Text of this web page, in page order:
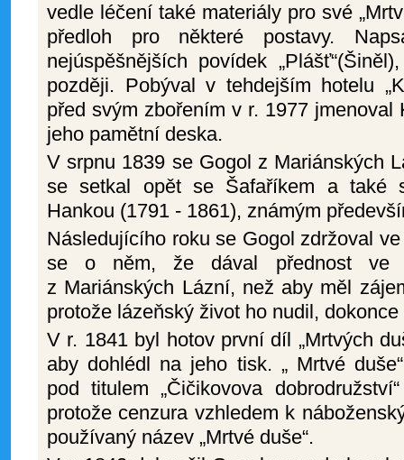
vedle léčení také materiály pro své
předloh pro některé postavy.
nejúspěšnějších povídek
později. Pobýval v tehdejším hotelu
před svým zbořením v r. 1977
jeho pamětní deska.
V srpnu 1839 se Gogol z Mariánských
se setkal opět se Šafaříkem a také
Hankou (1791 - 1861), známým
Následujícího roku se Gogol zdržoval
se o něm, že dával přednost ve
z Mariánských Lázní, než aby měl
protože lázeňský život ho nudil,
V r. 1841 byl hotov první díl „Mrtvých
aby dohlédl na jeho tisk. „ Mrtvé
pod titulem „Čičikovova
protože cenzura vzhledem k
používaný název „Mrtvé duše“.